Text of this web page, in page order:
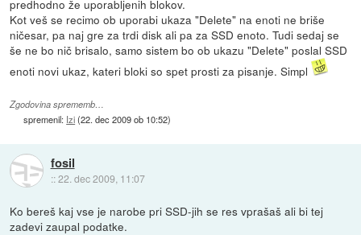
predhodno že uporabljenih blokov.
Kot veš se recimo ob uporabi ukaza "Delete" na enoti ne briše
ničesar, pa naj gre za trdi disk ali pa za SSD enoto. Tudi sedaj se
še ne bo nič brisalo, samo sistem bo ob ukazu "Delete" poslal SSD
enoti novi ukaz, kateri bloki so spet prosti za pisanje. Simpl
Zgodovina sprememb…
spremenil: Izi(22. dec 2009 ob 10:52)
fosil
::22. dec 2009, 11:07
Ko bereš kaj vse je narobe pri SSD-jih se res vprašaš ali bi tej
zadevi zaupal podatke.